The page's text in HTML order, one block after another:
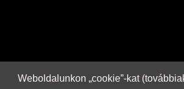
Weboldalunkon „cookie”-kat